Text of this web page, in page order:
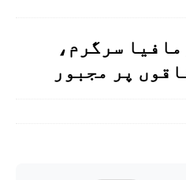
سرگرم،
پر مجبور